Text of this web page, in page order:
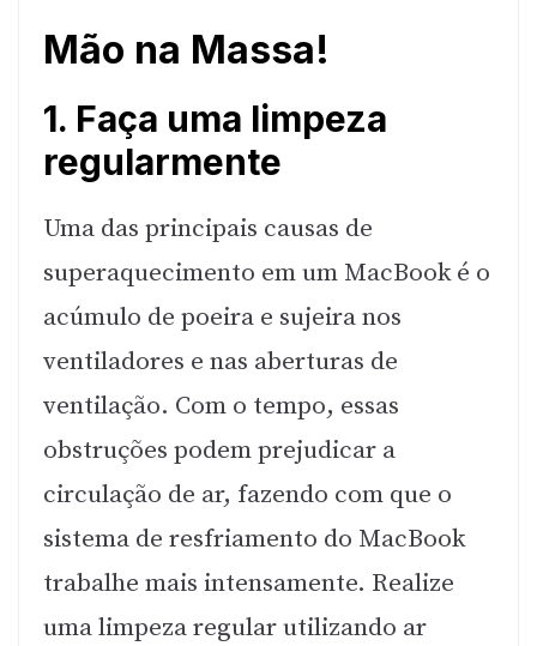
Mão na Massa!
1. Faça uma limpeza
regularmente
Uma das principais causas de
superaquecimento em um MacBook é o
acúmulo de poeira e sujeira nos
ventiladores e nas aberturas de
ventilação. Com o tempo, essas
obstruções podem prejudicar a
circulação de ar, fazendo com que o
sistema de resfriamento do MacBook
trabalhe mais intensamente. Realize
uma limpeza regular utilizando ar